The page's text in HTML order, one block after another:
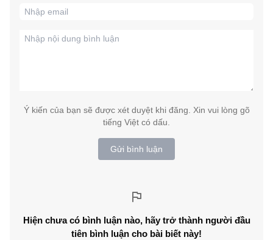
Ý kiến của bạn sẽ được xét duyệt khi đăng. Xin vui lòng gõ
tiếng Việt có dấu.
Gửi bình luận
Hiện chưa có bình luận nào, hãy trở thành người đầu
tiên bình luận cho bài biết này!